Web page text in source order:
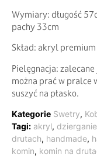
Wymiary: długość
pachy 33cm
Skład: akryl premium
Pielęgnacja:
można prać w pralce
suszyć na płasko.
Kategorie Swetry,
Tagi: akryl, dzierganie
drutach, handmade,
komin, komin na